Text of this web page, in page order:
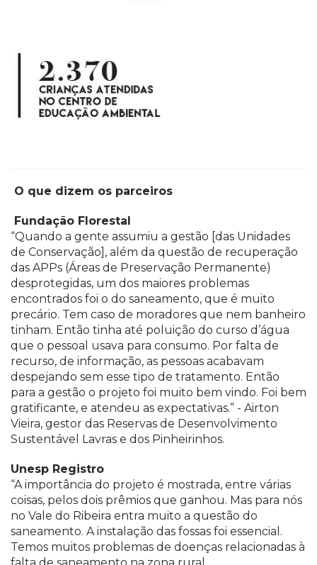
O que dizem os parceiros
Fundação Florestal
“Quando a gente assumiu a gestão [das Unidades
de Conservação], além da questão de recuperação
das APPs (Áreas de Preservação Permanente)
desprotegidas, um dos maiores problemas
encontrados foi o do saneamento, que é muito
precário. Tem caso de moradores que nem banheiro
tinham. Então tinha até poluição do curso d’água
que o pessoal usava para consumo. Por falta de
recurso, de informação, as pessoas acabavam
despejando sem esse tipo de tratamento. Então
para a gestão o projeto foi muito bem vindo. Foi bem
gratificante, e atendeu as expectativas.” - Airton
Vieira, gestor das Reservas de Desenvolvimento
Sustentável Lavras e dos Pinheirinhos.
Unesp Registro
“A importância do projeto é mostrada, entre várias
coisas, pelos dois prêmios que ganhou. Mas para nós
no Vale do Ribeira entra muito a questão do
saneamento. A instalação das fossas foi essencial.
Temos muitos problemas de doenças relacionadas à